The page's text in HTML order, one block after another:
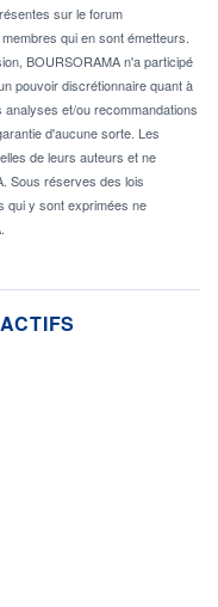
sur le forum
qui en sont émetteurs.
BOURSORAMA n'a participé
pouvoir discrétionnaire quant à
et/ou recommandations
d'aucune sorte. Les
de leurs auteurs et ne
Sous réserves des lois
qui y sont exprimées ne